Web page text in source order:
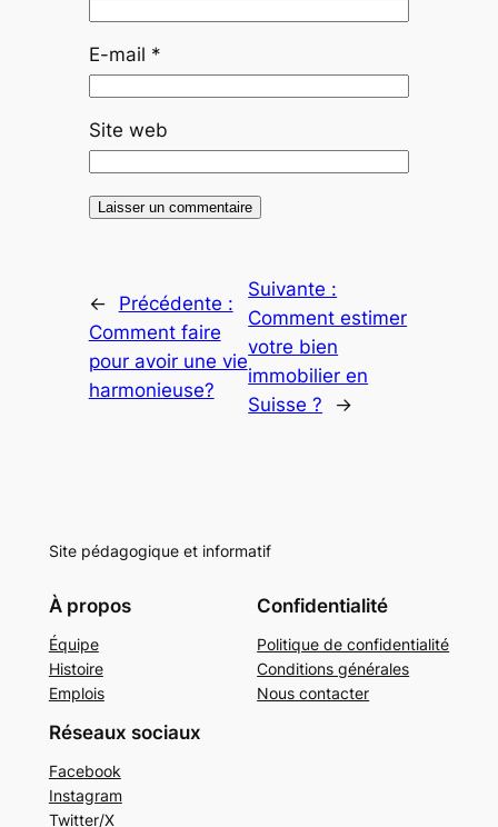
E-mail *
Site web
←
Précédente :
Comment faire
pour avoir une vie
harmonieuse?
Suivante :
Comment estimer
votre bien
immobilier en
Suisse ?
→
Site pédagogique et informatif
À propos
Équipe
Histoire
Emplois
Confidentialité
Politique de confidentialité
Conditions générales
Nous contacter
Réseaux sociaux
Facebook
Instagram
Twitter/X